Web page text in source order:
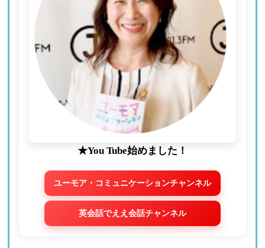
★You Tube始めました！
ユーモア・コミュニケーションチャンネル
英会話でええ会話チャンネル